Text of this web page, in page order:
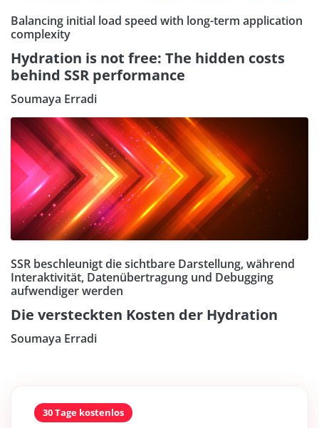
Balancing initial load speed with long-term application
complexity
Hydration is not free: The hidden costs
behind SSR performance
Soumaya Erradi
SSR beschleunigt die sichtbare Darstellung, während
Interaktivität, Datenübertragung und Debugging
aufwendiger werden
Die versteckten Kosten der Hydration
Soumaya Erradi
30 Tage kostenlos